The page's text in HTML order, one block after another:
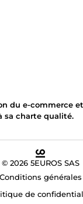
du e-commerce
sa charte qualité.
© 2026 5EUROS SAS
Conditions générales
de